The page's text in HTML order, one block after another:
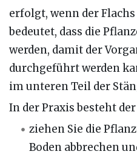
erfolgt, wenn der
bedeutet, dass die
werden, damit der
durchgeführt werden
im unteren Teil der
In der Praxis besteht
ziehen Sie die
Boden abbrechen